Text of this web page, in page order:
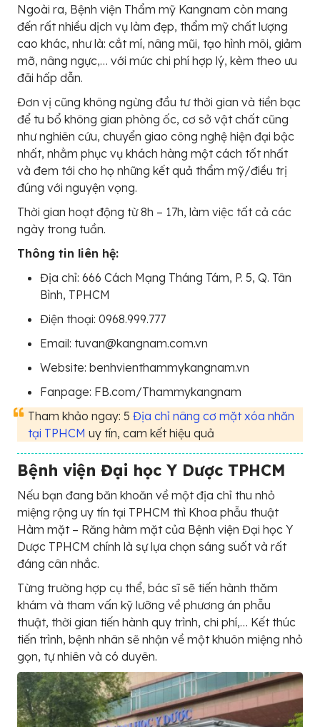
Ngoài ra, Bệnh viện Thẩm mỹ Kangnam còn mang
đến rất nhiều dịch vụ làm đẹp, thẩm mỹ chất lượng
cao khác, như là: cắt mí, nâng mũi, tạo hình môi, giảm
mỡ, nâng ngực,… với mức chi phí hợp lý, kèm theo ưu
đãi hấp dẫn.
Đơn vị cũng không ngừng đầu tư thời gian và tiền bạc
để tu bổ không gian phòng ốc, cơ sở vật chất cũng
như nghiên cứu, chuyển giao công nghệ hiện đại bậc
nhất, nhằm phục vụ khách hàng một cách tốt nhất
và đem tới cho họ những kết quả thẩm mỹ/điều trị
đúng với nguyện vọng.
Thời gian hoạt động từ 8h – 17h, làm việc tất cả các
ngày trong tuần.
Thông tin liên hệ:
Địa chỉ: 666 Cách Mạng Tháng Tám, P. 5, Q. Tân
Bình, TPHCM
Điện thoại: 0968.999.777
Email: tuvan@kangnam.com.vn
Website: benhvienthammykangnam.vn
Fanpage: FB.com/Thammykangnam
Tham khảo ngay: 5 Địa chỉ nâng cơ mặt xóa nhăn
tại TPHCM uy tín, cam kết hiệu quả
Bệnh viện Đại học Y Dược TPHCM
Nếu bạn đang băn khoăn về một địa chỉ thu nhỏ
miệng rộng uy tín tại TPHCM thì Khoa phẫu thuật
Hàm mặt – Răng hàm mặt của Bệnh viện Đại học Y
Dược TPHCM chính là sự lựa chọn sáng suốt và rất
đáng cân nhắc.
Từng trường hợp cụ thể, bác sĩ sẽ tiến hành thăm
khám và tham vấn kỹ lưỡng về phương án phẫu
thuật, thời gian tiến hành quy trình, chi phí,… Kết thúc
tiến trình, bệnh nhân sẽ nhận về một khuôn miệng nhỏ
gọn, tự nhiên và có duyên.